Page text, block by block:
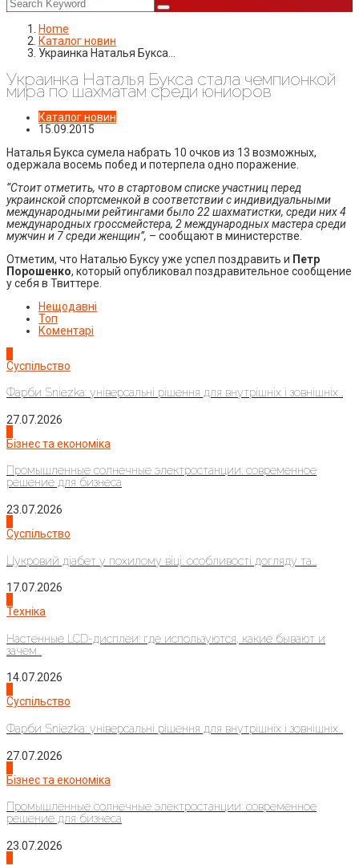
Home
Каталог новин
Украинка Наталья Букса…
Украинка Наталья Букса стала чемпионкой
мира по шахматам среди юниоров
Каталог новин
15.09.2015
Наталья Букса сумела набрать 10 очков из 13 возможных,
одержала восемь побед и потерпела одно поражение.
“Стоит отметить, что в стартовом списке участниц перед
украинской спортсменкой в соответствии с индивидуальными
международными рейтингами было 22 шахматистки, среди них 4
международных гроссмейстера, 2 международных мастера среди
мужчин и 7 среди женщин”, – сообщают в министерстве.
Отметим, что Наталью Буксу уже успел поздравить и Петр
Порошенко, который опубликовал поздравительное сообщение
у себя в Твиттере.
Нещодавні
Топ
Коментарі
Суспільство
Фарби Sniezka: універсальні рішення для внутрішніх і зовнішніх...
27.07.2026
Бізнес та економіка
Промышленные солнечные электростанции: современное
решение для бизнеса
23.07.2026
Суспільство
Цукровий діабет у похилому віці: особливості догляду та...
17.07.2026
Техніка
Настенные LCD-дисплеи: где используются, какие бывают и
зачем...
14.07.2026
Суспільство
Фарби Sniezka: універсальні рішення для внутрішніх і зовнішніх...
27.07.2026
Бізнес та економіка
Промышленные солнечные электростанции: современное
решение для бизнеса
23.07.2026